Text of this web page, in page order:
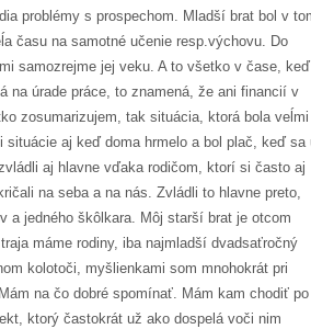
problémy s prospechom. Mladší brat bol v
času na samotné učenie resp.výchovu. Do
samozrejme jej veku. A to všetko v čase, keď
na úrade práce, to znamená, že ani financií v
zosumarizujem, tak situácia, ktorá bola veĺmi
aj keď doma hrmelo a bol plač, keď sa
aj hlavne vďaka rodičom, ktorí si často aj
na seba a na nás. Zvládli to hlavne preto,
a jedného škôlkara. Môj starší brat je otcom
máme rodiny, iba najmladší dvadsaťročný
kolotoči, myšlienkami som mnohokrát pri
na čo dobré spomínať. Mám kam chodiť po
ktorý častokrát už ako dospelá voči nim